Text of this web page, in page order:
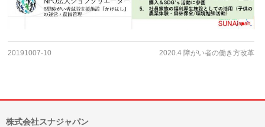
20191007-10 2020.4 障がい者の働き方改革
株式会社スナジャパン